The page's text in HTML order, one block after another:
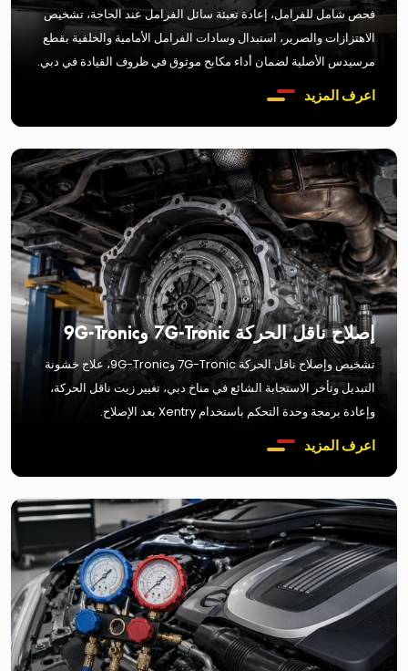
فحص شامل للفرامل، إعادة تعبئة سائل الفرامل عند الحاجة، تشخيص
الاهتزازات والصرير، استبدال وسادات الفرامل الأمامية والخلفية بقطع
مرسيدس الأصلية لضمان أداء مكابح موثوق في ظروف القيادة في دبي.
اعرف المزيد
إصلاح ناقل الحركة 7G-Tronic و9G-Tronic
تشخيص وإصلاح ناقل الحركة 7G-Tronic و9G-Tronic، علاج خشونة
التبديل وتأخر الاستجابة الشائع في مناخ دبي، تغيير زيت ناقل الحركة،
وإعادة برمجة وحدة التحكم باستخدام Xentry بعد الإصلاح.
اعرف المزيد